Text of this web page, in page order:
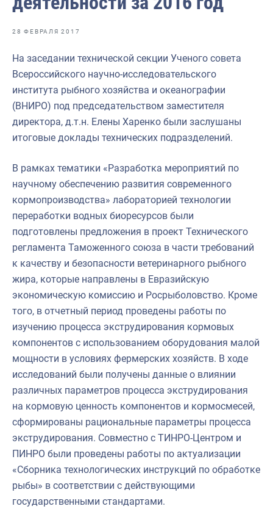
Отраслевые СМИ
Выставки и конференции
Научно-практическая литература
Рыбоохрана России
Отрасль в цифрах
Инфографика
Укрепление духовно-нравственных ценностей
28 ФЕВРАЛЯ 2017
На заседании технической секции Ученого совета
Всероссийского научно-исследовательского
института рыбного хозяйства и океанографии
(ВНИРО) под председательством заместителя
директора, д.т.н. Елены Харенко были заслушаны
итоговые доклады технических подразделений.
В рамках тематики «Разработка мероприятий по
научному обеспечению развития современного
кормопроизводства» лабораторией технологии
переработки водных биоресурсов были
подготовлены предложения в проект Технического
регламента Таможенного союза в части требований
к качеству и безопасности ветеринарного рыбного
жира, которые направлены в Евразийскую
экономическую комиссию и Росрыболовство. Кроме
того, в отчетный период проведены работы по
изучению процесса экструдирования кормовых
компонентов с использованием оборудования малой
мощности в условиях фермерских хозяйств. В ходе
исследований были получены данные о влиянии
различных параметров процесса экструдирования
на кормовую ценность компонентов и кормосмесей,
сформированы рациональные параметры процесса
экструдирования. Совместно с ТИНРО-Центром и
ПИНРО были проведены работы по актуализации
«Сборника технологических инструкций по обработке
рыбы» в соответствии с действующими
государственными стандартами.